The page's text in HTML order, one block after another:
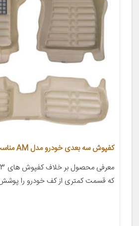
کفپوش سه بعدی خودرو مدل AM مناسب برای ام وی ام 110
که قسمت کمتری از کف خودرو را